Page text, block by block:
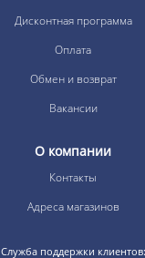
Дисконтная программа
Оплата
Обмен и возврат
Вакансии
О компании
Контакты
Адреса магазинов
Служба поддержки клиентов: